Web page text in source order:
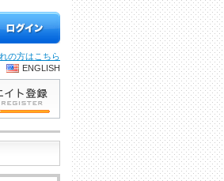
の方はこちら
ENGLISH